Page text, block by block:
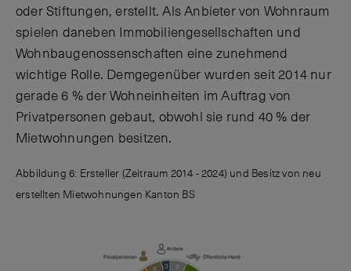
oder Stiftungen, erstellt. Als Anbieter von Wohnraum
spielen daneben Immobiliengesellschaften und
Wohnbaugenossenschaften eine zunehmend
wichtige Rolle. Demgegenüber wurden seit 2014 nur
gerade 6 % der Wohneinheiten im Auftrag von
Privatpersonen gebaut, obwohl sie rund 40 % der
Mietwohnungen besitzen.
Abbildung 6: Ersteller (Zeitraum 2014 - 2024) und Besitz von neu
erstellten Mietwohnungen Kanton BS